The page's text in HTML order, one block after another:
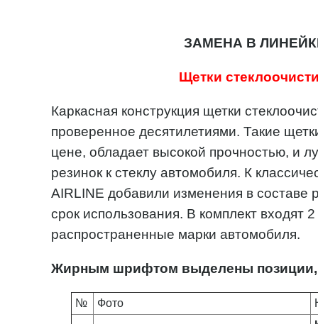
ЗАМЕНА В
Щетки
Каркасная конструкция щетки
проверенное десятилетиями. Такие
цене, обладает высокой прочностью, и
резинок к стеклу автомобиля. К
AIRLINE добавили изменения в
срок использования. В комплект входят
распространенные марки автомобиля.
Жирным шрифтом выделены позиции,
№ Фото